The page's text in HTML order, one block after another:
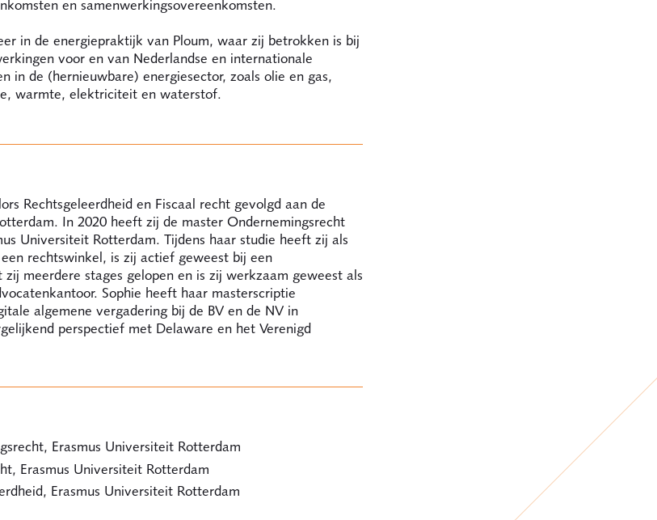
en samenwerkingsovereenkomsten.
in de energiepraktijk van Ploum, waar zij betrokken is bij
voor en van Nederlandse en internationale
in de (hernieuwbare) energiesector, zoals olie en gas,
warmte, elektriciteit en waterstof.
Rechtsgeleerdheid en Fiscaal recht gevolgd aan de
In 2020 heeft zij de master Ondernemingsrecht
Universiteit Rotterdam. Tijdens haar studie heeft zij als
rechtswinkel, is zij actief geweest bij een
meerdere stages gelopen en is zij werkzaam geweest als
Sophie heeft haar masterscriptie
algemene vergadering bij de BV en de NV in
perspectief met Delaware en het Verenigd
Erasmus Universiteit Rotterdam
Erasmus Universiteit Rotterdam
Erasmus Universiteit Rotterdam